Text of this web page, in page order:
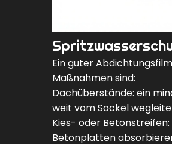
Ein guter
Maßnahmen sind:
Dachüberstände: ein
weit vom Sockel
Kies- oder
Betonplatten